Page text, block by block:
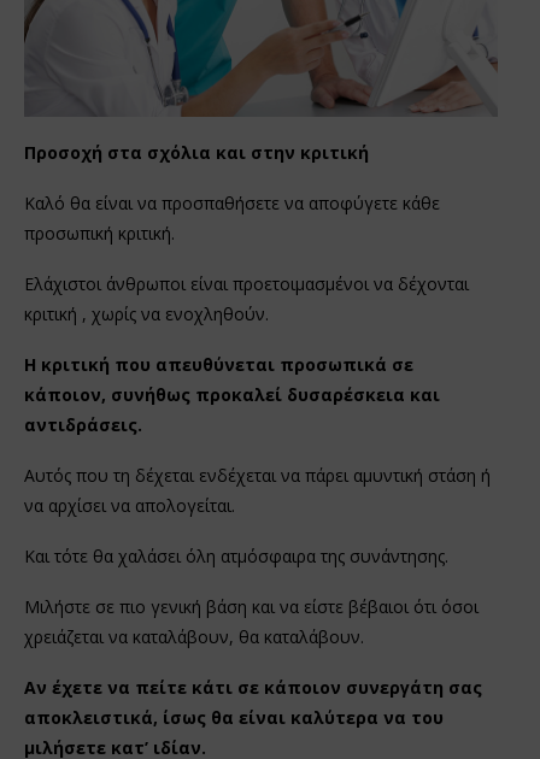
Προσοχή στα σχόλια και στην κριτική
Καλό θα είναι να προσπαθήσετε να αποφύγετε κάθε
προσωπική κριτική.
Ελάχιστοι άνθρωποι είναι προετοιμασμένοι να δέχονται
κριτική , χωρίς να ενοχληθούν.
Η κριτική που απευθύνεται προσωπικά σε
κάποιον, συνήθως προκαλεί δυσαρέσκεια και
αντιδράσεις.
Αυτός που τη δέχεται ενδέχεται να πάρει αμυντική στάση ή
να αρχίσει να απολογείται.
Και τότε θα χαλάσει όλη ατμόσφαιρα της συνάντησης.
Μιλήστε σε πιο γενική βάση και να είστε βέβαιοι ότι όσοι
χρειάζεται να καταλάβουν, θα καταλάβουν.
Αν έχετε να πείτε κάτι σε κάποιον συνεργάτη σας
αποκλειστικά, ίσως θα είναι καλύτερα να του
μιλήσετε κατ’ ιδίαν.